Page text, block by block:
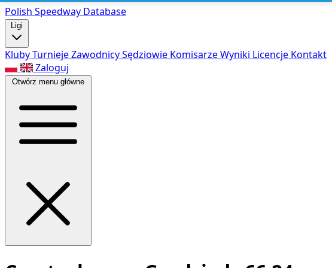
Polish Speedway Database
Ligi
KlubyTurniejeZawodnicySędziowie KomisarzeWyniki Licencje Kontakt
Zaloguj
Otwórz menu główne